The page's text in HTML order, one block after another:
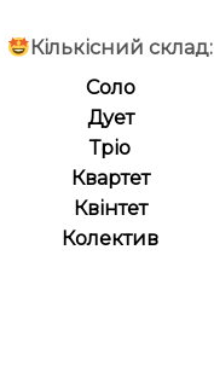
Кількісний склад:
Соло
Дует
Тріо
Квартет
Квінтет
Колектив